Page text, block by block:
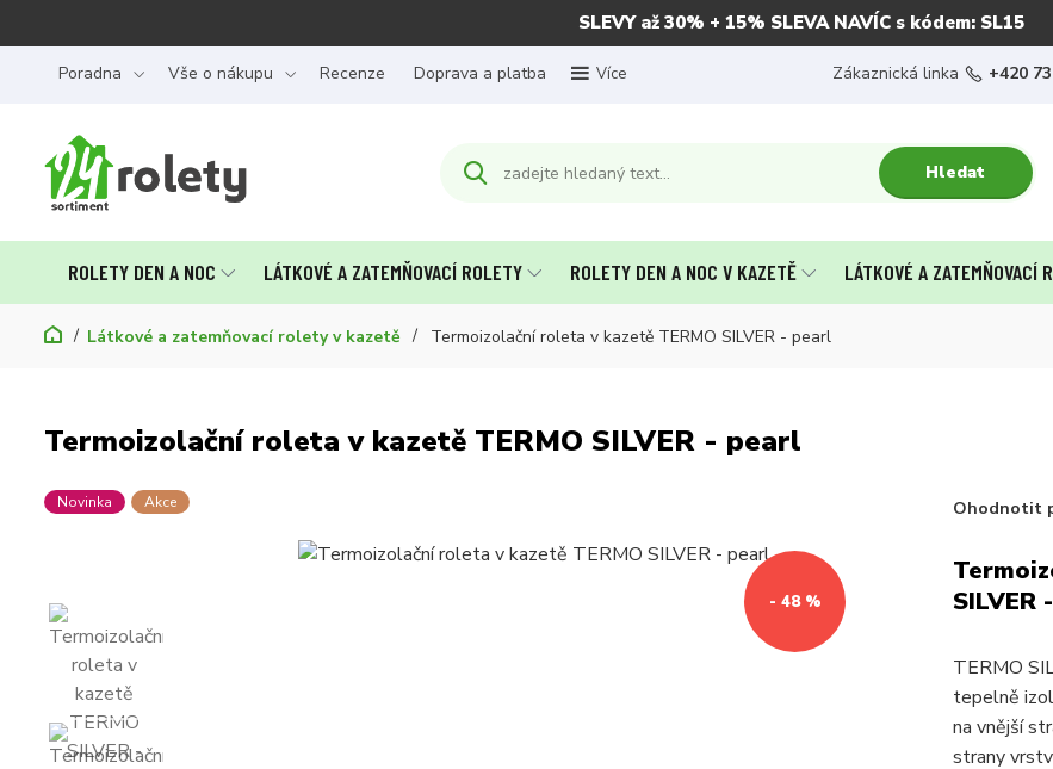
SLEVY až 30% + 15% SLEVA NAVÍC s kódem: SL15
Poradna Vše o nákupu Recenze Doprava a platba Více
Hledat
Zákaznická linka +420
ROLETY DEN A NOC LÁTKOVÉ A ZATEMŇOVACÍ ROLETY ROLETY DEN A NOC V KAZETĚ LÁTKOVÉ A ZATEMŇOVACÍ
Látkové a zatemňovací rolety v kazetě Termoizolační roleta v kazetě TERMO SILVER - pearl
Termoizolační roleta v kazetě TERMO SILVER - pearl
Novinka Akce
- 48 %
Ohodnotit
SILVER
TERMO
tepelně
na vnější
strany